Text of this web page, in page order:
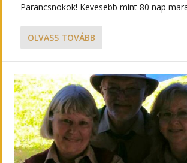
Parancsnokok! Kevesebb mint 80 nap
OLVASS TOVÁBB